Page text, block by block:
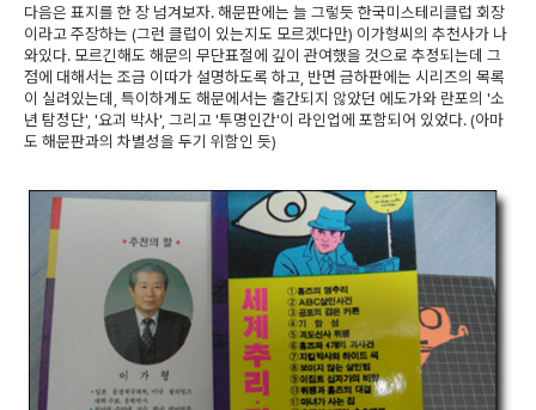
다음은 표지를 한 장 넘겨보자. 해문판에는 늘 그렇듯 한국미스테리클럽 회장
이라고 주장하는 (그런 클럽이 있는지도 모르겠다만) 이가형씨의 추천사가 나
와있다. 모르긴해도 해문의 무단표절에 깊이 관여했을 것으로 추정되는데 그
점에 대해서는 조금 이따가 설명하도록 하고, 반면 금하판에는 시리즈의 목록
이 실려있는데, 특이하게도 해문에서는 출간되지 않았던 에도가와 란포의 '소
년 탐정단', '요괴 박사', 그리고 '투명인간'이 라인업에 포함되어 있었다. (아마
도 해문판과의 차별성을 두기 위함인 듯)